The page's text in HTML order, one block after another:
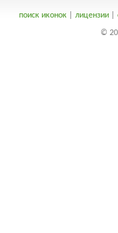
поиск иконок| лицензии|
©